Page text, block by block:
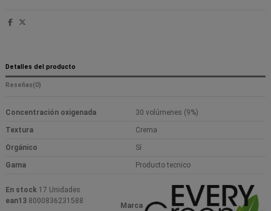
Detalles del producto
Reseñas(0)
Concentración oxigenada 30 volúmenes (9%)
Textura Crema
Orgánico Sí
Gama Producto tecnico
Marca
En stock 17 Unidades
ean13 8000836231588